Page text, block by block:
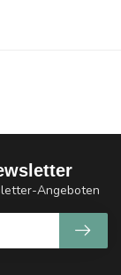
Angeboten